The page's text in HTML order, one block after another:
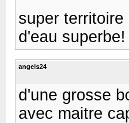
super
d'eau
angels24
d'une grosse
avec maitre